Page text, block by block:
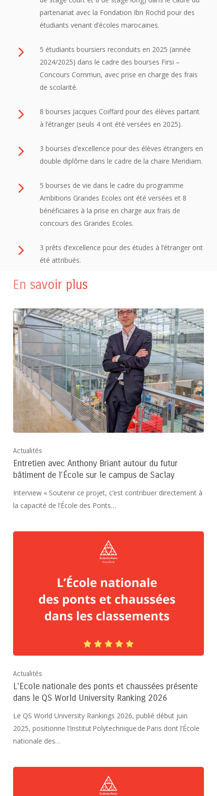
partenariat avec la Fondation Ibn Rochd pour des
étudiants venant d’écoles marocaines.
5 étudiants boursiers reconduits en 2025 (année
2024/2025) dans le cadre des bourses Firsi –
Concours Commun, avec prise en charge des frais
de scolarité.
8 bourses Jacques Coiffard pour des élèves partant
à l’étranger (seuls 4 ont été versées en 2025).
3 bourses d’excellence pour des élèves étrangers en
double diplôme dans le cadre de la chaire Meridiam.
5 bourses de vie dans le cadre du programme
Ambitions Grandes Ecoles ont été versées et 8
bénéficiaires à la prise en charge aux frais de
concours des Grandes Ecoles.
3 prêts d’excellence pour des études à l’étranger ont
été attribués.
En savoir plus
Actualités
Entretien avec Anthony Briant autour du futur
bâtiment de l’École sur le campus de Saclay
Interview « Soutenir ce projet, c’est contribuer directement à
la capacité de l’École des Ponts…
Actualités
L’Ecole nationale des ponts et chaussées présente
dans le QS World University Ranking 2026
Le QS World University Rankings 2026, publié début juin
2025, positionne l’Institut Polytechnique de Paris dont l’École
nationale des…